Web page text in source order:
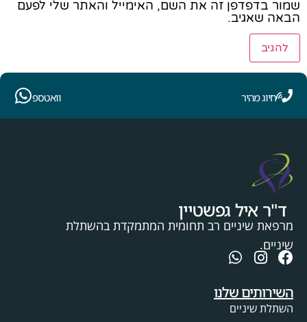
שמור בדפדפן זה את השם, האימייל והאתר שלי לפעם
הבאה שאגיב.
חיוג מהיר וואטספ
ד"ר איל גפשטיין
מרפאת שיניים רב תחומית המתמקדת בהשתלת
שיניים.
השירותים שלנו
השתלת שיניים